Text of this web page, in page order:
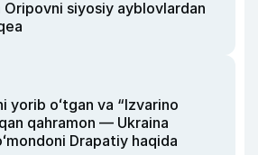
Oripovni siyosiy ayblovlardan
yorib oʻtgan va “Izvarino
qahramon — Ukraina
Drapatiy haqida